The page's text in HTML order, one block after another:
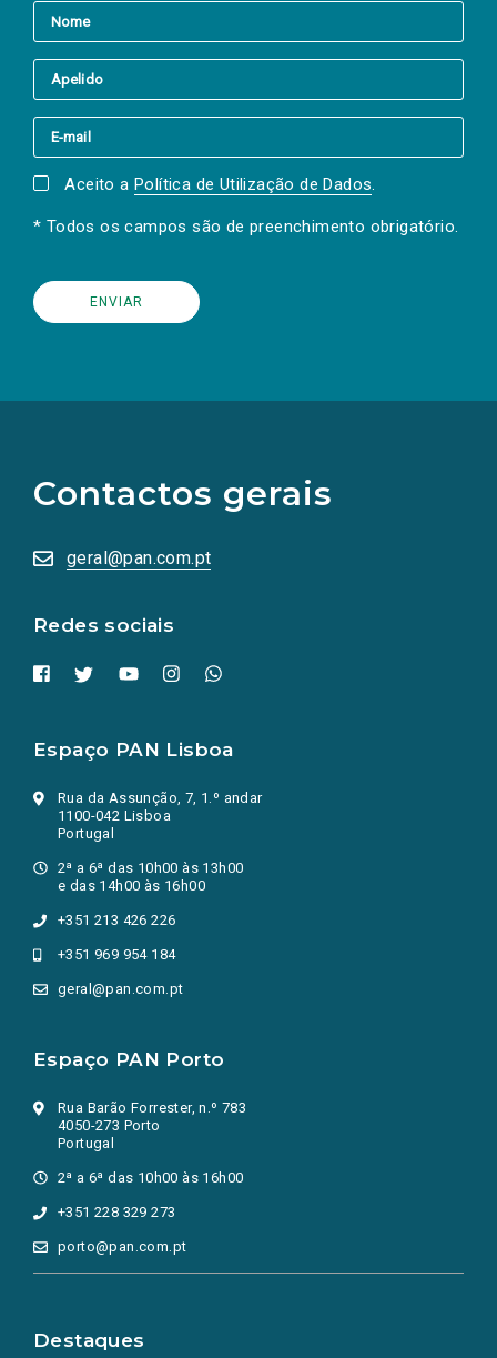
Aceito a Política de Utilização de Dados.
* Todos os campos são de preenchimento obrigatório.
Contactos gerais
geral@pan.com.pt
Redes sociais
redes
sociais
numa
nova
Espaço PAN Lisboa
Rua da Assunção, 7, 1.º andar
1100-042 Lisboa
Portugal
2ª a 6ª das 10h00 às 13h00
e das 14h00 às 16h00
+351 213 426 226
+351 969 954 184
geral@pan.com.pt
Espaço PAN Porto
Rua Barão Forrester, n.º 783
4050-273 Porto
Portugal
2ª a 6ª das 10h00 às 16h00
+351 228 329 273
porto@pan.com.pt
Destaques